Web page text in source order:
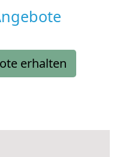
erhalten